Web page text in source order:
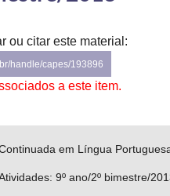
ou citar este material:
handle/capes/193896
a este item.
em Língua
9º ano/2º bimestre/